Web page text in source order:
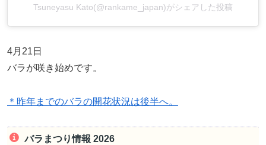
Tsuneyasu Kato(@rankame_japan)がシェアした投稿
4月21日
バラが咲き始めです。
＊昨年までのバラの開花状況は後半へ。
バラまつり情報 2026